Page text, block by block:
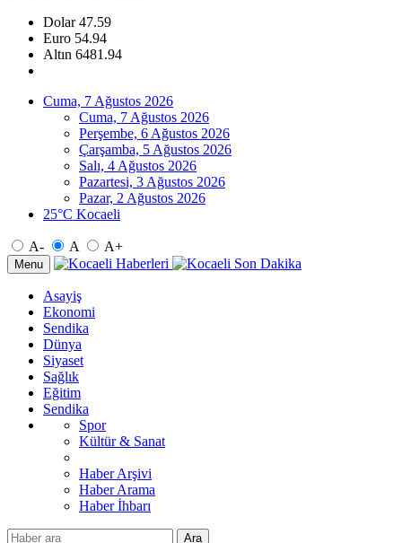
Dolar47.59
Euro 54.94
Altın 6481.94
Cuma, 7 Ağustos 2026
Cuma, 7 Ağustos 2026
Perşembe, 6 Ağustos 2026
Çarşamba, 5 Ağustos 2026
Salı, 4 Ağustos 2026
Pazartesi, 3 Ağustos 2026
Pazar, 2 Ağustos 2026
25°C Kocaeli
A- A A+
Menu
Asayiş
Ekonomi
Sendika
Dünya
Siyaset
Sağlık
Eğitim
Sendika
Spor
Kültür & Sanat
Haber Arşivi
Haber Arama
Haber İhbarı
Ara